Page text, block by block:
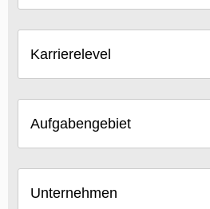
Karrierelevel
Aufgabengebiet
Unternehmen